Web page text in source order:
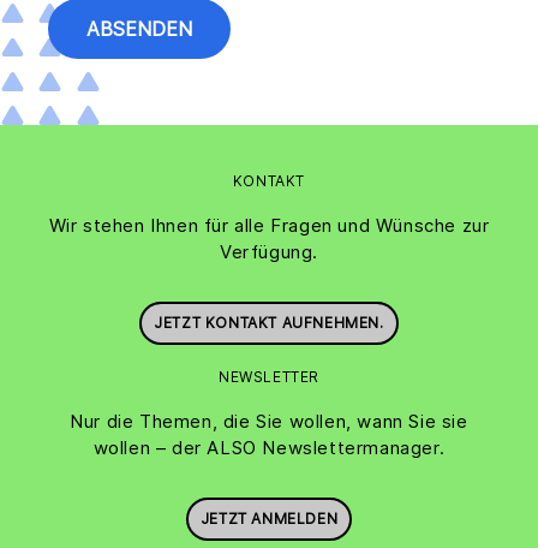
KONTAKT
Wir stehen Ihnen für alle Fragen und Wünsche zur
Verfügung.
JETZT KONTAKT AUFNEHMEN.
NEWSLETTER
Nur die Themen, die Sie wollen, wann Sie sie
wollen – der ALSO Newslettermanager.
JETZT ANMELDEN